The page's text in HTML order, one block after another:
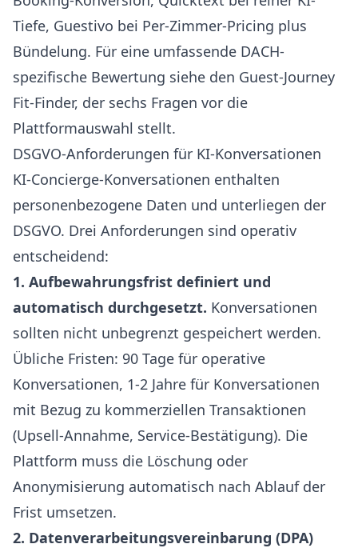
Tiefe, Guestivo bei Per-Zimmer-Pricing plus
Bündelung. Für eine umfassende DACH-
spezifische Bewertung siehe den Guest-Journey
Fit-Finder, der sechs Fragen vor die
Plattformauswahl stellt.
DSGVO-Anforderungen für KI-Konversationen
KI-Concierge-Konversationen enthalten
personenbezogene Daten und unterliegen der
DSGVO. Drei Anforderungen sind operativ
entscheidend:
1. Aufbewahrungsfrist definiert und
automatisch durchgesetzt. Konversationen
sollten nicht unbegrenzt gespeichert werden.
Übliche Fristen: 90 Tage für operative
Konversationen, 1-2 Jahre für Konversationen
mit Bezug zu kommerziellen Transaktionen
(Upsell-Annahme, Service-Bestätigung). Die
Plattform muss die Löschung oder
Anonymisierung automatisch nach Ablauf der
Frist umsetzen.
2. Datenverarbeitungsvereinbarung (DPA)